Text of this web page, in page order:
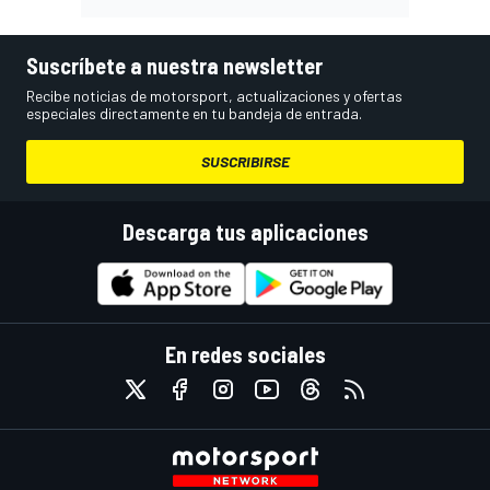
Suscríbete a nuestra newsletter
Recibe noticias de motorsport, actualizaciones y ofertas
especiales directamente en tu bandeja de entrada.
SUSCRIBIRSE
Descarga tus aplicaciones
En redes sociales